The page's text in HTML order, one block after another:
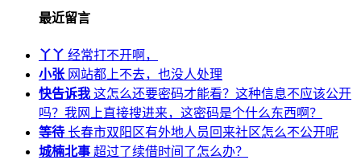
最近留言
丫丫 经常打不开啊，
小张 网站都上不去，也没人处理
快告诉我 这怎么还要密码才能看？这种信息不应该公开
吗？我网上直接搜进来，这密码是个什么东西啊？
等待 长春市双阳区有外地人员回来社区怎么不公开呢
城楠北事 超过了续借时间了怎么办？